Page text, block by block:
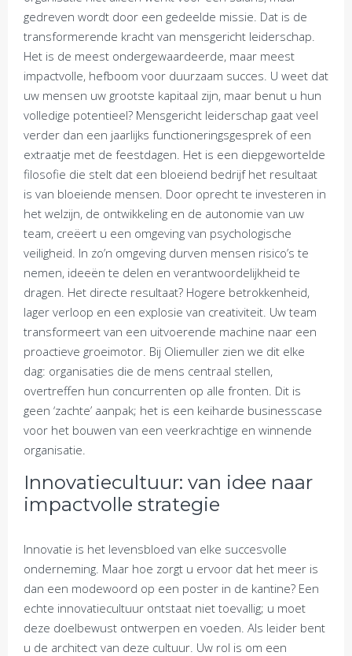
gedreven wordt door een gedeelde missie. Dat is de
transformerende kracht van mensgericht leiderschap.
Het is de meest ondergewaardeerde, maar meest
impactvolle, hefboom voor duurzaam succes. U weet dat
uw mensen uw grootste kapitaal zijn, maar benut u hun
volledige potentieel? Mensgericht leiderschap gaat veel
verder dan een jaarlijks functioneringsgesprek of een
extraatje met de feestdagen. Het is een diepgewortelde
filosofie die stelt dat een bloeiend bedrijf het resultaat
is van bloeiende mensen. Door oprecht te investeren in
het welzijn, de ontwikkeling en de autonomie van uw
team, creëert u een omgeving van psychologische
veiligheid. In zo’n omgeving durven mensen risico’s te
nemen, ideeën te delen en verantwoordelijkheid te
dragen. Het directe resultaat? Hogere betrokkenheid,
lager verloop en een explosie van creativiteit. Uw team
transformeert van een uitvoerende machine naar een
proactieve groeimotor. Bij Oliemuller zien we dit elke
dag: organisaties die de mens centraal stellen,
overtreffen hun concurrenten op alle fronten. Dit is
geen ‘zachte’ aanpak; het is een keiharde businesscase
voor het bouwen van een veerkrachtige en winnende
organisatie.
Innovatiecultuur: van idee naar
impactvolle strategie
Innovatie is het levensbloed van elke succesvolle
onderneming. Maar hoe zorgt u ervoor dat het meer is
dan een modewoord op een poster in de kantine? Een
echte innovatiecultuur ontstaat niet toevallig; u moet
deze doelbewust ontwerpen en voeden. Als leider bent
u de architect van deze cultuur. Uw rol is om een